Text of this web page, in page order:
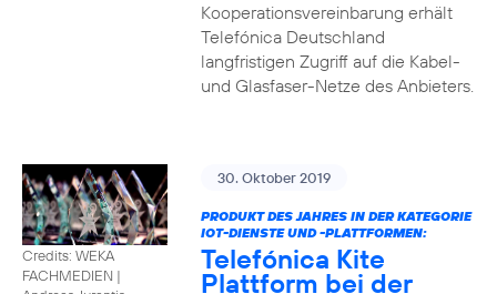
Kooperationsvereinbarung erhält
Telefónica Deutschland
langfristigen Zugriff auf die Kabel-
und Glasfaser-Netze des Anbieters.
Credits: WEKA
FACHMEDIEN |
30. Oktober 2019
PRODUKT DES JAHRES IN DER KATEGORIE
IOT-DIENSTE UND -PLATTFORMEN:
Telefónica Kite
Plattform bei der